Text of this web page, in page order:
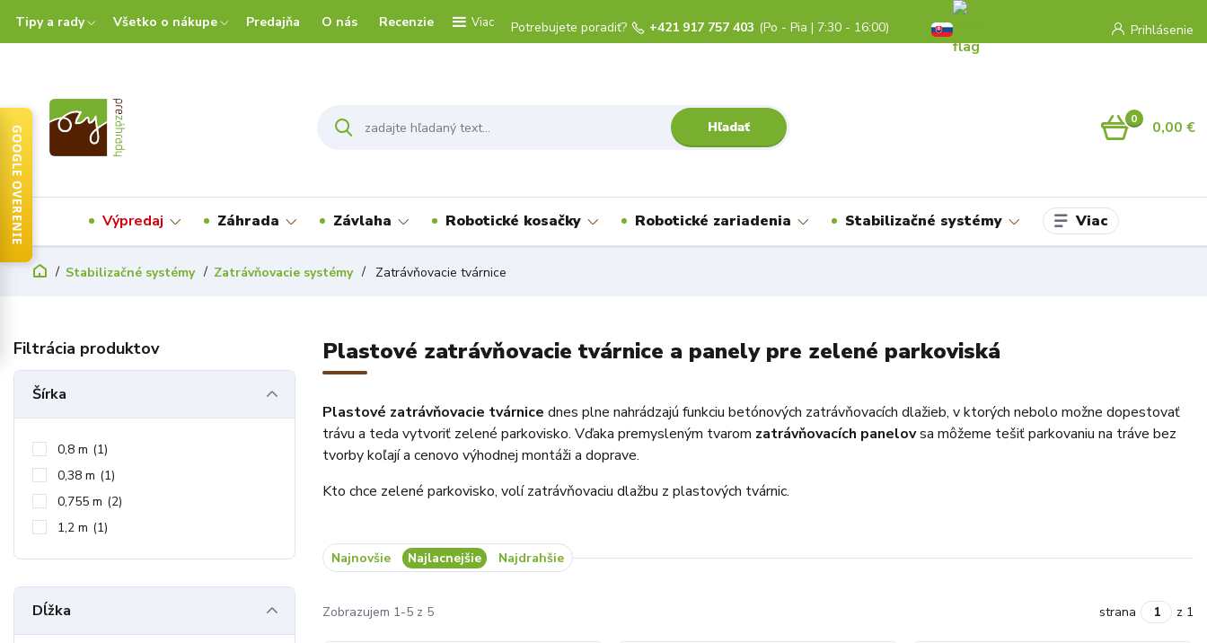
Tipy a rady Všetko o nákupe Predajňa O nás Recenzie Viac Prihlásenie
Hľadať
Potrebujete poradiť? +421 917 757 403 (Po - Pia | 7:30 - 16:00)
0 0,00 €
Výpredaj Záhrada Závlaha Robotické kosačky Robotické zariadenia Stabilizačné systémy Viac
Stabilizačné systémy Zatrávňovacie systémy Zatrávňovacie tvárnice
Plastové zatrávňovacie tvárnice a panely pre zelené parkoviská
Plastové zatrávňovacie tvárnice dnes plne nahrádzajú funkciu betónových zatrávňovacích dlažieb, v ktorých nebolo možne dopestovať
trávu a teda vytvoriť zelené parkovisko. Vďaka premysleným tvarom zatrávňovacích panelovsa môžeme tešiť parkovaniu na tráve bez
tvorby koľají a cenovo výhodnej montáži a doprave.
Kto chce zelené parkovisko, volí zatrávňovaciu dlažbu z plastových tvárnic.
Najnovšie Najlacnejšie Najdrahšie
Zobrazujem 1-5 z 5 strana z 1
Šírka
0,8 m (1)
0,38 m (1)
0,755 m (2)
1,2 m (1)
Dĺžka
GOOGLE OVERENIE